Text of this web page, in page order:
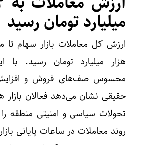
میلیارد تومان رسید
هزار میلیارد تومان رسید. با
محسوس صف‌های فروش و
حقیقی نشان می‌دهد فعالان بازار
تحولات سیاسی و امنیتی منطقه
روند معاملات در ساعات پایانی